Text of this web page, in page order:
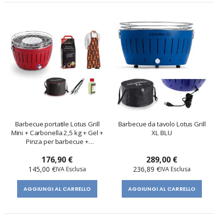
Barbecue portatile Lotus Grill
Mini + Carbonella 2,5 kg + Gel +
Pinza per barbecue +
176,90 €
145,00 €
AGGIUNGI AL CARRELLO
Barbecue da tavolo Lotus Grill
XL BLU
289,00 €
236,89 €
AGGIUNGI AL CARRELLO